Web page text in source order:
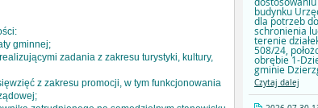
budynku
dla potrzeb
schronienia
terenie
508/24,
obrębie 1-
gminie
Czytaj dalej
gminnej;
zadania z zakresu turystyki, kultury,
z zakresu promocji, w tym funkcjonowania